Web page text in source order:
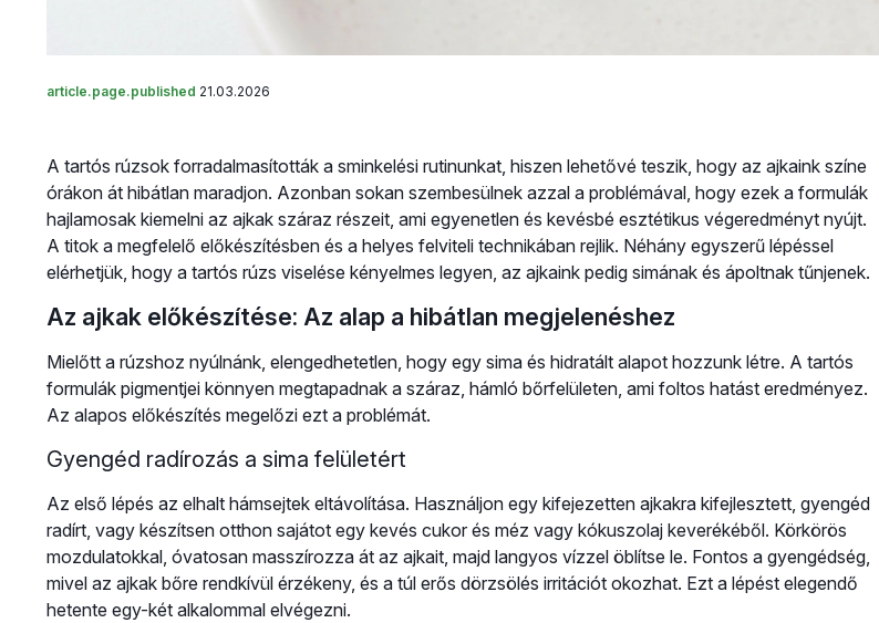
article.page.published 21.03.2026
A tartós rúzsok forradalmasították a sminkelési rutinunkat, hiszen lehetővé teszik, hogy az ajkaink színe
órákon át hibátlan maradjon. Azonban sokan szembesülnek azzal a problémával, hogy ezek a formulák
hajlamosak kiemelni az ajkak száraz részeit, ami egyenetlen és kevésbé esztétikus végeredményt nyújt.
A titok a megfelelő előkészítésben és a helyes felviteli technikában rejlik. Néhány egyszerű lépéssel
elérhetjük, hogy a tartós rúzs viselése kényelmes legyen, az ajkaink pedig simának és ápoltnak tűnjenek.
Az ajkak előkészítése: Az alap a hibátlan megjelenéshez
Mielőtt a rúzshoz nyúlnánk, elengedhetetlen, hogy egy sima és hidratált alapot hozzunk létre. A tartós
formulák pigmentjei könnyen megtapadnak a száraz, hámló bőrfelületen, ami foltos hatást eredményez.
Az alapos előkészítés megelőzi ezt a problémát.
Gyengéd radírozás a sima felületért
Az első lépés az elhalt hámsejtek eltávolítása. Használjon egy kifejezetten ajkakra kifejlesztett, gyengéd
radírt, vagy készítsen otthon sajátot egy kevés cukor és méz vagy kókuszolaj keverékéből. Körkörös
mozdulatokkal, óvatosan masszírozza át az ajkait, majd langyos vízzel öblítse le. Fontos a gyengédség,
mivel az ajkak bőre rendkívül érzékeny, és a túl erős dörzsölés irritációt okozhat. Ezt a lépést elegendő
hetente egy-két alkalommal elvégezni.